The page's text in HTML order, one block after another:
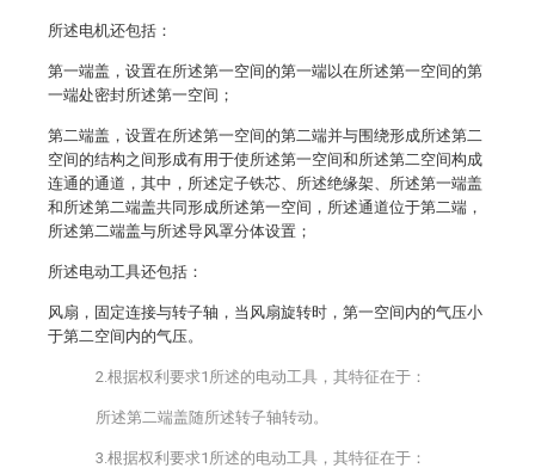
所述电机还包括：
第一端盖，设置在所述第一空间的第一端以在所述第一空间的第
一端处密封所述第一空间；
第二端盖，设置在所述第一空间的第二端并与围绕形成所述第二
空间的结构之间形成有用于使所述第一空间和所述第二空间构成
连通的通道，其中，所述定子铁芯、所述绝缘架、所述第一端盖
和所述第二端盖共同形成所述第一空间，所述通道位于第二端，
所述第二端盖与所述导风罩分体设置；
所述电动工具还包括：
风扇，固定连接与转子轴，当风扇旋转时，第一空间内的气压小
于第二空间内的气压。
2.根据权利要求1所述的电动工具，其特征在于：
所述第二端盖随所述转子轴转动。
3.根据权利要求1所述的电动工具，其特征在于：